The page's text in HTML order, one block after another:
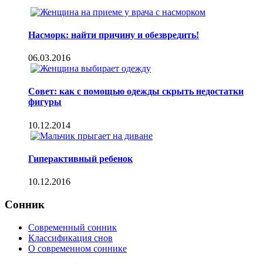
Насморк: найти причину и обезвредить!
06.03.2016
Совет: как с помощью одежды скрыть недостатки
фигуры
10.12.2014
Гиперактивный ребенок
10.12.2016
Сонник
Современный сонник
Классификация снов
О современном соннике